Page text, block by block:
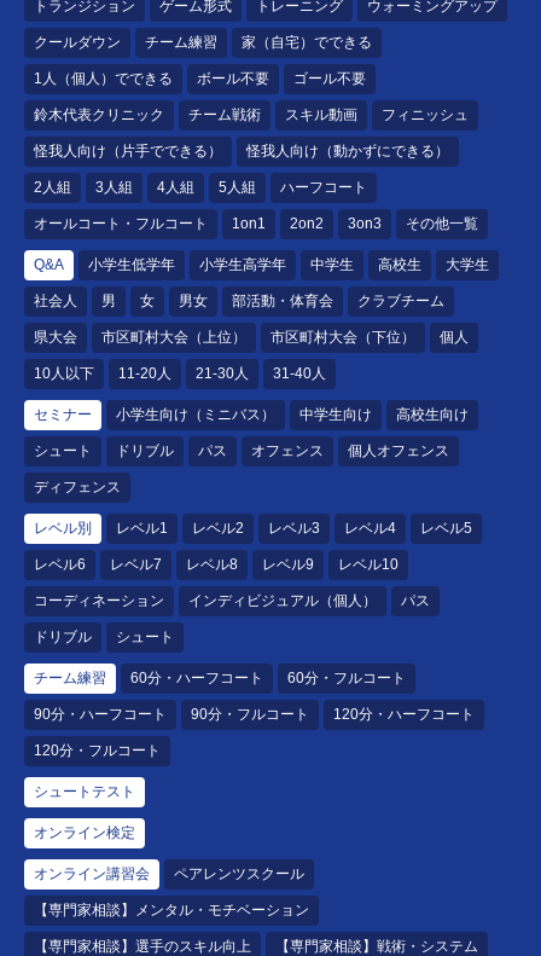
トランジション ゲーム形式 トレーニング ウォーミングアップ
クールダウン チーム練習 家（自宅）でできる
1人（個人）でできる ボール不要 ゴール不要
鈴木代表クリニック チーム戦術 スキル動画 フィニッシュ
怪我人向け（片手でできる） 怪我人向け（動かずにできる）
2人組 3人組 4人組 5人組 ハーフコート
オールコート・フルコート 1on1 2on2 3on3 その他一覧
Q&A 小学生低学年 小学生高学年 中学生 高校生 大学生
社会人 男 女 男女 部活動・体育会 クラブチーム
県大会 市区町村大会（上位） 市区町村大会（下位） 個人
10人以下 11-20人 21-30人 31-40人
セミナー 小学生向け（ミニバス） 中学生向け 高校生向け
シュート ドリブル パス オフェンス 個人オフェンス
ディフェンス
レベル別 レベル1 レベル2 レベル3 レベル4 レベル5
レベル6 レベル7 レベル8 レベル9 レベル10
コーディネーション インディビジュアル（個人） パス
ドリブル シュート
チーム練習 60分・ハーフコート 60分・フルコート
90分・ハーフコート 90分・フルコート 120分・ハーフコート
120分・フルコート
シュートテスト
オンライン検定
オンライン講習会 ペアレンツスクール
【専門家相談】メンタル・モチベーション
【専門家相談】選手のスキル向上 【専門家相談】戦術・システム